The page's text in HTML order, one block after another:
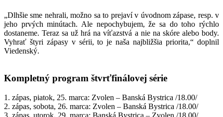
„Dlhšie sme nehrali, možno sa to prejaví v úvodnom zápase, resp. v
jeho prvých minútach. Ale nepochybujem, že sa do toho rýchlo
dostaneme. Teraz sa už hrá na víťazstvá a nie na skóre alebo body.
Vyhrať štyri zápasy v sérii, to je naša najbližšia priorita,“ doplnil
Viedenský.
Kompletný program štvrťfinálovej série
1. zápas, piatok, 25. marca: Zvolen – Banská Bystrica /18.00/
2. zápas, sobota, 26. marca: Zvolen – Banská Bystrica /18.00/
3. zápas, utorok, 29. marca: Banská Bystrica – Zvolen /18.00/